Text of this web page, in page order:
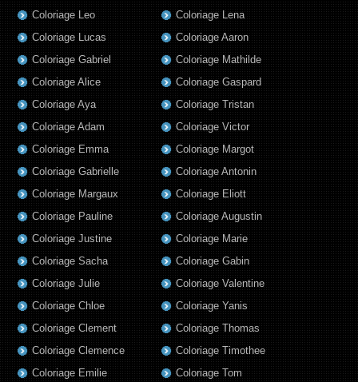
Coloriage Leo
Coloriage Lucas
Coloriage Gabriel
Coloriage Alice
Coloriage Aya
Coloriage Adam
Coloriage Emma
Coloriage Gabrielle
Coloriage Lena
Coloriage Aaron
Coloriage Mathilde
Coloriage Gaspard
Coloriage Tristan
Coloriage Victor
Coloriage Margot
Coloriage Antonin
Coloriage Margaux
Coloriage Pauline
Coloriage Justine
Coloriage Sacha
Coloriage Julie
Coloriage Chloe
Coloriage Clement
Coloriage Clemence
Coloriage Emilie
Coloriage Eliott
Coloriage Augustin
Coloriage Marie
Coloriage Gabin
Coloriage Valentine
Coloriage Yanis
Coloriage Thomas
Coloriage Timothee
Coloriage Tom